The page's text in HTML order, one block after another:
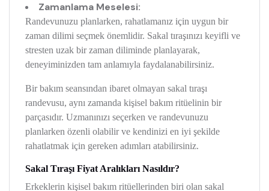
Zamanlama Meselesi:
Randevunuzu planlarken, rahatlamanız için uygun bir
zaman dilimi seçmek önemlidir. Sakal tıraşınızı keyifli ve
stresten uzak bir zaman diliminde planlayarak,
deneyiminizden tam anlamıyla faydalanabilirsiniz.
Bir bakım seansından ibaret olmayan sakal tıraşı
randevusu, aynı zamanda kişisel bakım ritüelinin bir
parçasıdır. Uzmanınızı seçerken ve randevunuzu
planlarken özenli olabilir ve kendinizi en iyi şekilde
rahatlatmak için gereken adımları atabilirsiniz.
Sakal Tıraşı Fiyat Aralıkları Nasıldır?
Erkeklerin kişisel bakım ritüellerinden biri olan sakal